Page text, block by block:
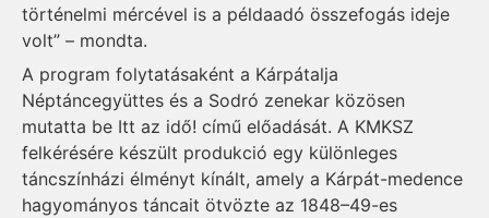
történelmi mércével is a példaadó összefogás ideje
volt” – mondta.
A program folytatásaként a Kárpátalja
Néptáncegyüttes és a Sodró zenekar közösen
mutatta be Itt az idő! című előadását. A KMKSZ
felkérésére készült produkció egy különleges
táncszínházi élményt kínált, amely a Kárpát-medence
hagyományos táncait ötvözte az 1848–49-es